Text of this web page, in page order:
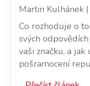
Martin Kulhánek
Co rozhoduje o
svých
vaši značku, a
pošramocení